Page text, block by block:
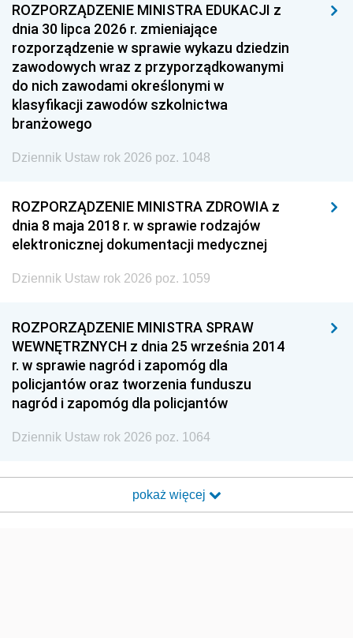
ROZPORZĄDZENIE MINISTRA EDUKACJI z
dnia 30 lipca 2026 r. zmieniające
rozporządzenie w sprawie wykazu dziedzin
zawodowych wraz z przyporządkowanymi
do nich zawodami określonymi w
klasyfikacji zawodów szkolnictwa
branżowego
Dziennik Ustaw rok 2026 poz. 1048
ROZPORZĄDZENIE MINISTRA ZDROWIA z
dnia 8 maja 2018 r. w sprawie rodzajów
elektronicznej dokumentacji medycznej
Dziennik Ustaw rok 2026 poz. 1059
ROZPORZĄDZENIE MINISTRA SPRAW
WEWNĘTRZNYCH z dnia 25 września 2014
r. w sprawie nagród i zapomóg dla
policjantów oraz tworzenia funduszu
nagród i zapomóg dla policjantów
Dziennik Ustaw rok 2026 poz. 1064
pokaż więcej